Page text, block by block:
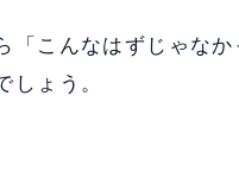
「こんなはずじゃな
しょう。